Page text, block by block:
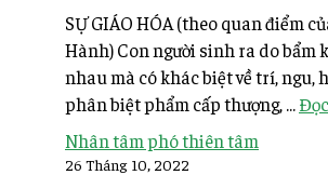
SỰ GIÁO HÓA (theo quan điểm
Hành) Con người sinh ra do bẩm
nhau mà có khác biệt về trí, ngu,
phân biệt phẩm cấp thượng, ...
Nhân tâm phó thiên tâm
26 Tháng 10, 2022